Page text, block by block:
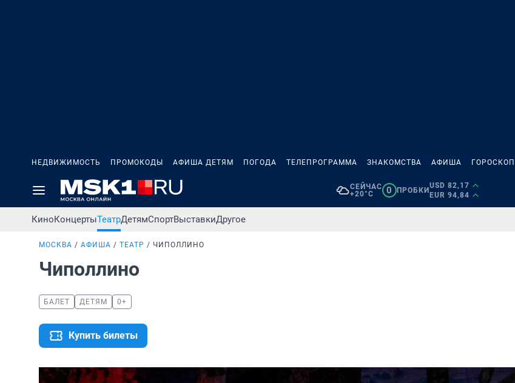
НЕДВИЖИМОСТЬ ПРОМОКОДЫ АФИША ДЕТЯМ ПОГОДА ТЕЛЕПРОГРАММА ЗНАКОМСТВА АФИША ГОРОСКОП
СЕЙЧАС
+20°C
0 ПРОБКИ
USD 82,17
EUR 94,84
КиноКонцертыТеатрДетямСпортВыставкиДругое
МОСКВА АФИША ТЕАТР ЧИПОЛЛИНО
Чиполлино
БАЛЕТ ДЕТЯМ 0+
Купить билеты